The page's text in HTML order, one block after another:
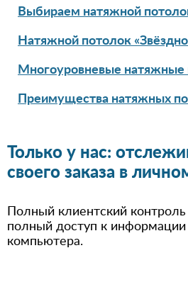
Выбираем натяжной
Натяжной потолок
Многоуровневые натяжные
Преимущества натяжных
Только у нас:
своего заказа в
Полный клиентский
полный доступ к
компьютера.